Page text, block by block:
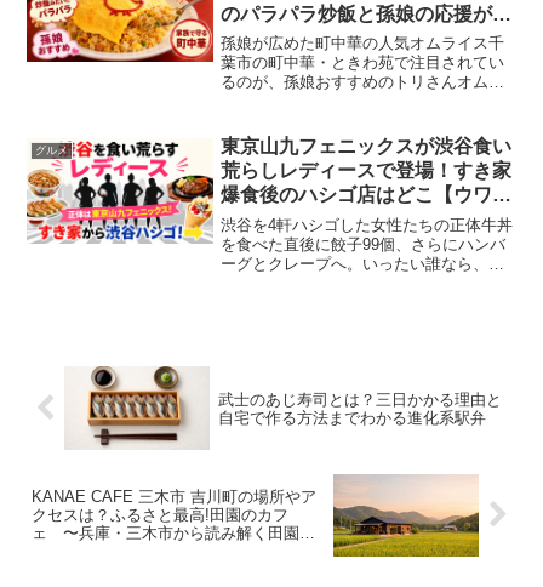
のパラパラ炒飯と孫娘の応援が心
を動かす理由【オモウマい店で話
題】
孫娘が広めた町中華の人気オムライス千
葉市の町中華・ときわ苑で注目されてい
るのが、孫娘おすすめのトリさんオムラ
かい物語が重なり、ただの名物メニュー
ではない魅力があります。...
グルメ
東京山九フェニックスが渋谷食い
荒らしレディースで登場！すき家
爆食後のハシゴ店はどこ【ウワサ
のお客さまで話題】
渋谷を4軒ハシゴした女性たちの正体牛丼
を食べた直後に餃子99個、さらにハンバ
ーグとクレープへ。いったい誰なら、こ
武士のあじ寿司とは？三日かかる理由と
自宅で作る方法までわかる進化系駅弁
KANAE CAFE 三木市 吉川町の場所やア
クセスは？ふるさと最高!田園のカフ
ェ 〜兵庫・三木市から読み解く田園カ